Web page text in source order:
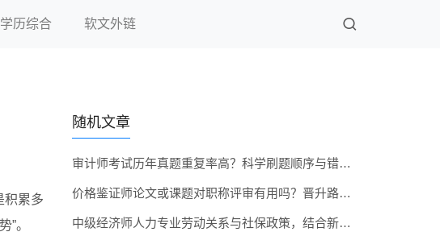
学历综合 软文外链
积累多
”。
随机文章
审计师考试历年真题重复率高？科学刷题顺序与错题本技巧
价格鉴证师论文或课题对职称评审有用吗？晋升路径解析
中级经济师人力专业劳动关系与社保政策，结合新政深度解析